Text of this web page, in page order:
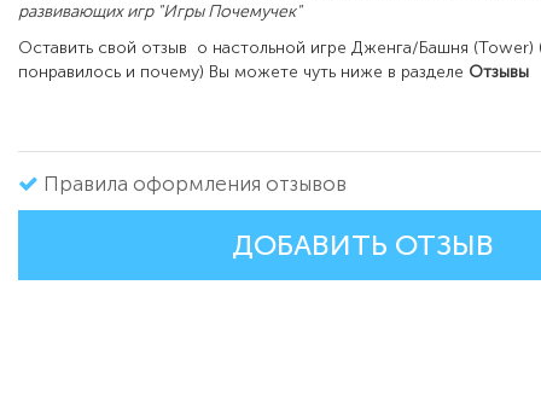
развивающих игр "Игры Почемучек"
Оставить свой отзыв о настольной игре Дженга/Башня (Tower)
понравилось и почему) Вы можете чуть ниже в разделе Отзывы
Правила оформления отзывов
ДОБАВИТЬ ОТЗЫВ